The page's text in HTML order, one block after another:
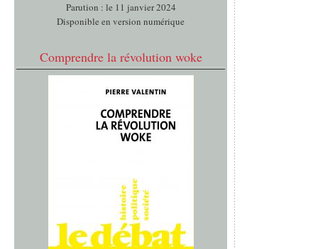
Parution : le 11 janvier 2024
Disponible en version numérique
Comprendre la révolution woke